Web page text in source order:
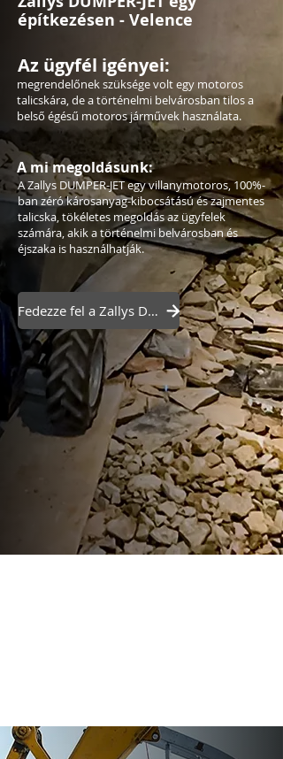
építkezésen - Velence
Az ügyfél igényei:
megrendelőnek szüksége volt egy motoros
talicskára, de a történelmi belvárosban tilos a
belső égésű motoros járművek használata.
A mi megoldásunk:
A Zallys DUMPER-JET egy villanymotoros, 100%-
ban zéró károsanyag-kibocsátású és zajmentes
talicska, tökéletes megoldás az ügyfelek
számára, akik a történelmi belvárosban és
éjszaka is használhatják.
Fedezze fel a Zallys DUMPER-JET-et